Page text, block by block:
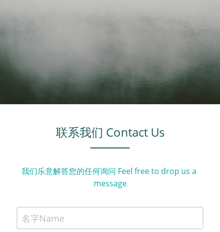
联系我们 Contact Us
我们乐意解答您的任何询问 Feel free to drop us a
message
名字Name